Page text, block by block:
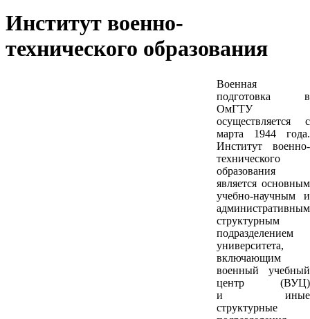
Институт военно-
технического образования
Военная
подготовка в
ОмГТУ
осуществляется с
марта 1944 года.
Институт военно-
технического
образования
является основным
учебно-научным и
административным
структурным
подразделением
университета,
включающим
военный учебный
центр (ВУЦ)
и иные
структурные